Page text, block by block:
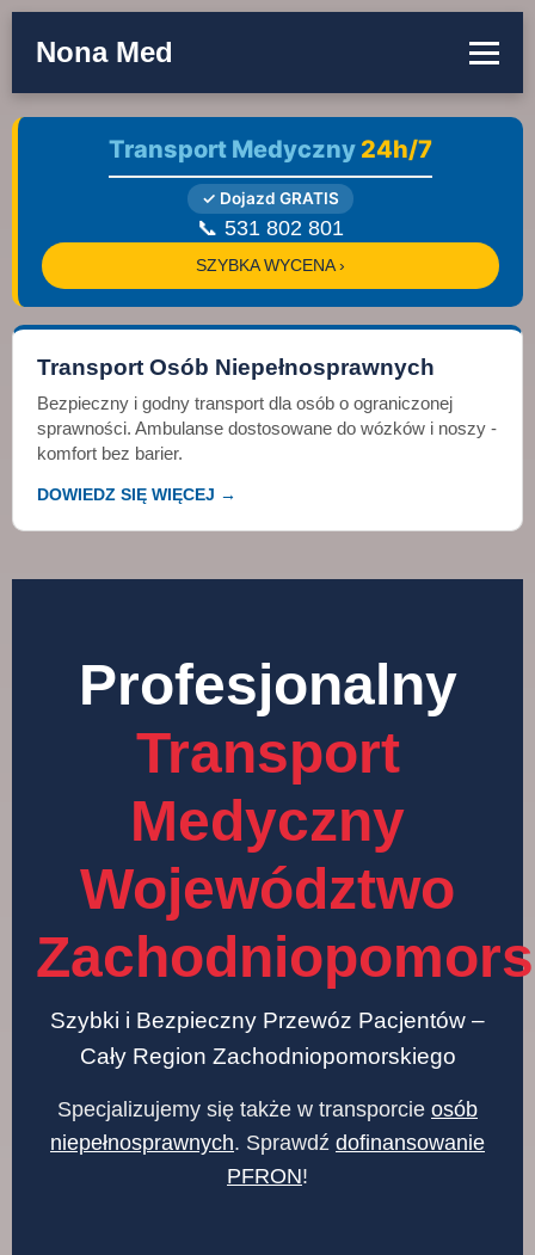
Nona Med
Transport Medyczny 24h/7
✓ Dojazd GRATIS
📞 531 802 801
SZYBKA WYCENA ›
Transport Osób Niepełnosprawnych
Bezpieczny i godny transport dla osób o ograniczonej
sprawności. Ambulanse dostosowane do wózków i noszy -
komfort bez barier.
DOWIEDZ SIĘ WIĘCEJ →
Profesjonalny
Transport
Medyczny
Województwo
Szybki i Bezpieczny Przewóz Pacjentów –
Cały Region Zachodniopomorskiego
Specjalizujemy się także w transporcie osób
niepełnosprawnych. Sprawdź dofinansowanie
PFRON!